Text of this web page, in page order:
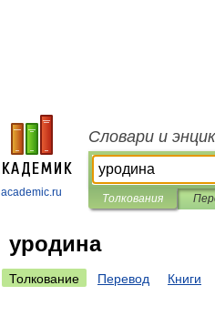
academic.ru
Словари и
Толкования
уродина
Толкование Перевод Книги